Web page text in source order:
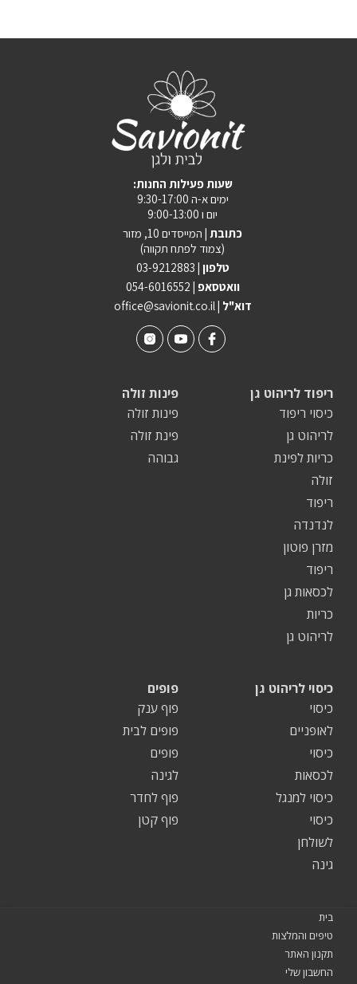
:שעות פעילות החנות
ימים א-ה 9:30-17:00
יום ו 9:00-13:00
כתובת | המייסדים 10, מזור
(צמוד לפתח תקווה)
טלפון | 03-9212883
וואטסאפ | 054-6016552
office@savionit.co.il | דוא"ל
פינות זולה
פינות זולה
פינת זולה
גבוהה
ריפוד לריהוט גן
כיסוי ריפוד
לריהוט גן
כריות לפינת
זולה
ריפוד
לנדנדה
מזרן פוטון
ריפוד
לכסאות גן
כריות
לריהוט גן
פופים
פוף ענק
פופים לבית
פופים
לגינה
פוף לחדר
פוף קטן
כיסוי לריהוט גן
כיסוי
לאופניים
כיסוי
לכסאות
כיסוי למנגל
כיסוי
לשולחן
גינה
בית
טיפים והמלצות
תקנון האתר
החשבון שלי